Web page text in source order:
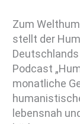
Zum
stellt der
Podcast
monatliche
lebensnah